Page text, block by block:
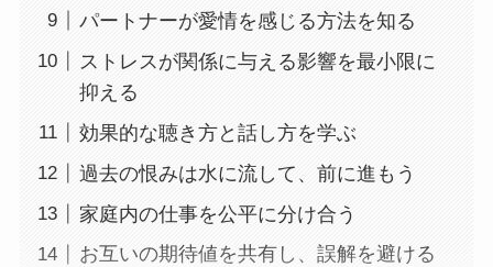
パートナーが愛情を感じる方法を知る
ストレスが関係に与える影響を最小限に
抑える
効果的な聴き方と話し方を学ぶ
過去の恨みは水に流して、前に進もう
家庭内の仕事を公平に分け合う
お互いの期待値を共有し、誤解を避ける